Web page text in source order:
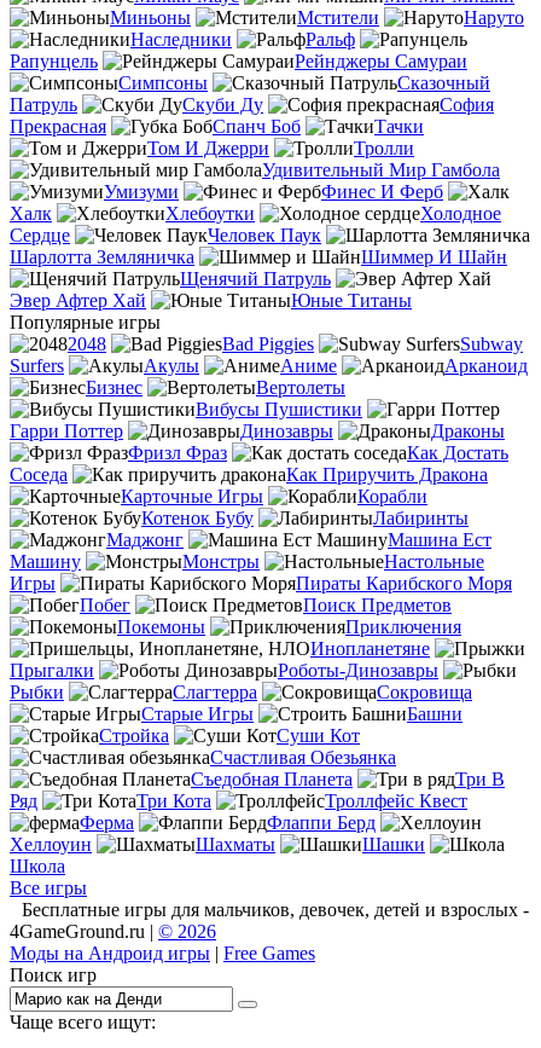
Миньоны
Мстители
Наруто
Наследники
Ральф
Рапунцель
Рейнджеры Самураи
Симпсоны
Сказочный
Патруль
Скуби Ду
София
Прекрасная
Спанч Боб
Тачки
Том И Джерри
Тролли
Удивительный Мир Гамбола
Умизуми
Финес И Ферб
Халк
Хлебоутки
Холодное
Сердце
Человек Паук
Шарлотта Земляничка
Шиммер И Шайн
Щенячий Патруль
Эвер Афтер Хай
Юные Титаны
Популярные игры
2048
Bad Piggies
Subway
Surfers
Акулы Аниме
Арканоид
Бизнес
Вертолеты
Вибусы Пушистики
Гарри Поттер
Динозавры
Драконы
Фризл Фраз
Как Достать
Соседа
Как Приручить Дракона
Карточные Игры
Корабли
Котенок Бубу
Лабиринты
Маджонг
Машина Ест
Машину
Монстры
Настольные
Игры
Пираты Карибского Моря
Побег
Поиск Предметов
Покемоны
Приключения
Инопланетяне
Прыгалки
Роботы-Динозавры
Рыбки
Слагтерра
Сокровища
Старые Игры
Башни
Стройка
Суши Кот
Счастливая Обезьянка
Съедобная Планета
Три В
Ряд
Три Кота
Троллфейс Квест
Ферма
Флаппи Берд
Хеллоуин
Шахматы
Шашки
Школа
Все игры
Бесплатные игры для мальчиков, девочек, детей и взрослых -
4GameGround.ru | © 2026
Моды на Андроид игры | Free Games
Поиск игр
Чаще всего ищут: